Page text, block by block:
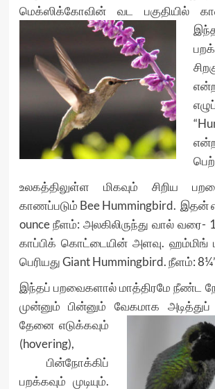
மெக்ஸிக்கோவின் வட பகுதியில்
உலகத்திலுள்ள மிகவும் சிறிய
காணப்படும் Bee Hummingbird. இதன்
ounce நீளம்: அலகிலிருந்து வால் வரை-
காப்பிக் கொட்டையின் அளவு. ஹம்மிங்
பெரியது Giant Hummingbird. நீளம்:
இந்தப் பறவைகளால் மாத்திரமே நீண்ட
முன்னும் பின்னும் வேகமாக அடித்துப்
தேனைஎடுக்கவும்
(hovering),
பின்நோக்கிப்
பறக்கவும் முடியும்.